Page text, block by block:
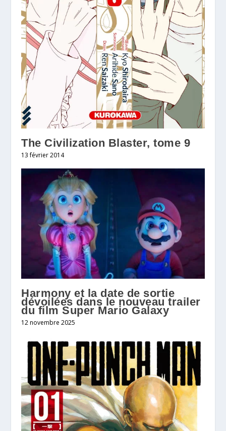
The Civilization Blaster, tome 9
13 février 2014
Harmony et la date de sortie
dévoilées dans le nouveau trailer
du film Super Mario Galaxy
12 novembre 2025